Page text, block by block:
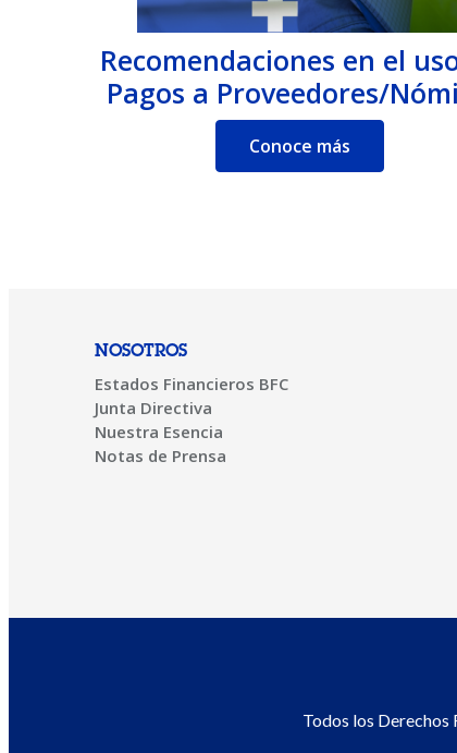
Recomendaciones en el
Pagos a Proveedores/
Conoce más
NOSOTROS
Estados Financieros BFC
Junta Directiva
Nuestra Esencia
Notas de Prensa
Todos los